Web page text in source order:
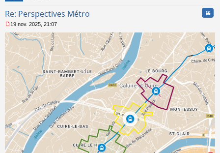
Re: Perspectives Métro
s
a
g
e
n
o
n
u
19 nov. 2025, 21:07